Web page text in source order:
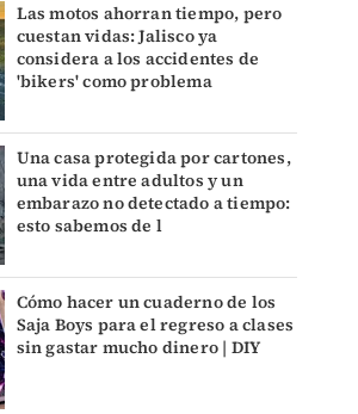
Las motos ahorran tiempo, pero
cuestan vidas: Jalisco ya
considera a los accidentes de
'bikers' como problema
Una casa protegida por cartones,
una vida entre adultos y un
embarazo no detectado a tiempo:
esto sabemos de l
Cómo hacer un cuaderno de los
Saja Boys para el regreso a clases
sin gastar mucho dinero | DIY